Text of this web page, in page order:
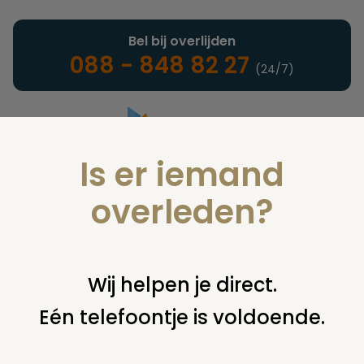
Landelijke uitvaartonderneming
Bel bij overlijden
088 - 848 82 27 (24/7)
U bent hier: home juridisch begraven graf overschrijven
graf overschrijven maar huidige rechthebbende is verlamd
Is er iemand
overleden?
Wij helpen je direct.
Eén telefoontje is voldoende.